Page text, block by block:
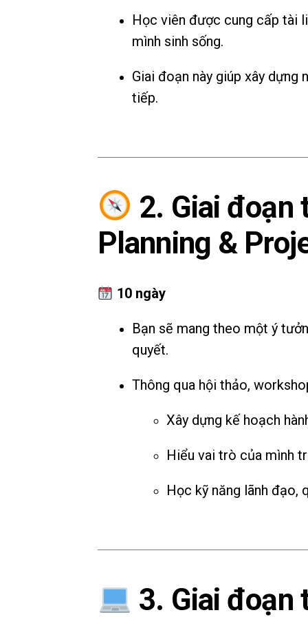
Học viên được cung cấp tài
mình sinh sống.
Giai đoạn này giúp xây
tiếp.
2. Giai đoạn
Planning &
10 ngày
Bạn sẽ mang theo một ý
quyết.
Thông qua hội thảo,
Xây dựng kế hoạch
Hiểu vai trò của mình
Học kỹ năng lãnh đạo,
3. Giai đoạn